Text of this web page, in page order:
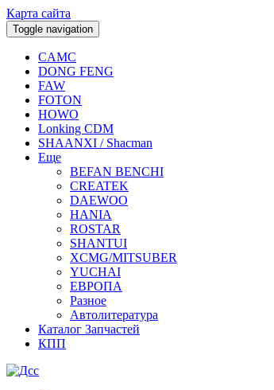
Карта сайта
Toggle navigation
CAMC
DONG FENG
FAW
FOTON
HOWO
Lonking CDM
SHAANXI / Shacman
Еще
BEFAN BENCHI
CREATEK
DAEWOO
HANIA
ROSTAR
SHANTUI
XCMG/MITSUBER
YUCHAI
ЕВРОПА
Разное
Aвтолитература
Каталог Запчастей
КПП